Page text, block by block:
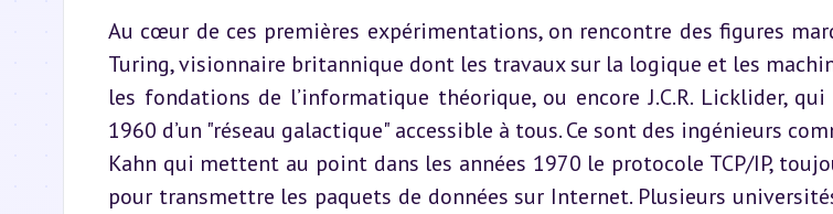
Au cœur de ces premières expérimentations, on rencontre des figures
Turing, visionnaire britannique dont les travaux sur la logique et les
les fondations de l’informatique théorique, ou encore J.C.R. Licklider,
1960 d’un "réseau galactique" accessible à tous. Ce sont des ingénieurs
Kahn qui mettent au point dans les années 1970 le protocole TCP/IP,
pour transmettre les paquets de données sur Internet. Plusieurs